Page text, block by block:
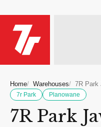
Home Warehouses 7R Park
7r Park Planowane
7R Park